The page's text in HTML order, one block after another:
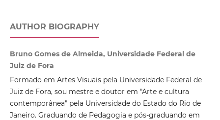
AUTHOR BIOGRAPHY
Bruno Gomes de Almeida, Universidade Federal de
Juiz de Fora
Formado em Artes Visuais pela Universidade Federal de
Juiz de Fora, sou mestre e doutor em "Arte e cultura
contemporânea" pela Universidade do Estado do Rio de
Janeiro. Graduando de Pedagogia e pós-graduando em